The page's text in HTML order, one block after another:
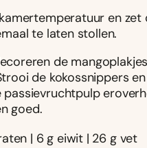
en zet
te laten stollen.
de
de kokossnippers
goed.
| 6 g eiwit | 26 g vet